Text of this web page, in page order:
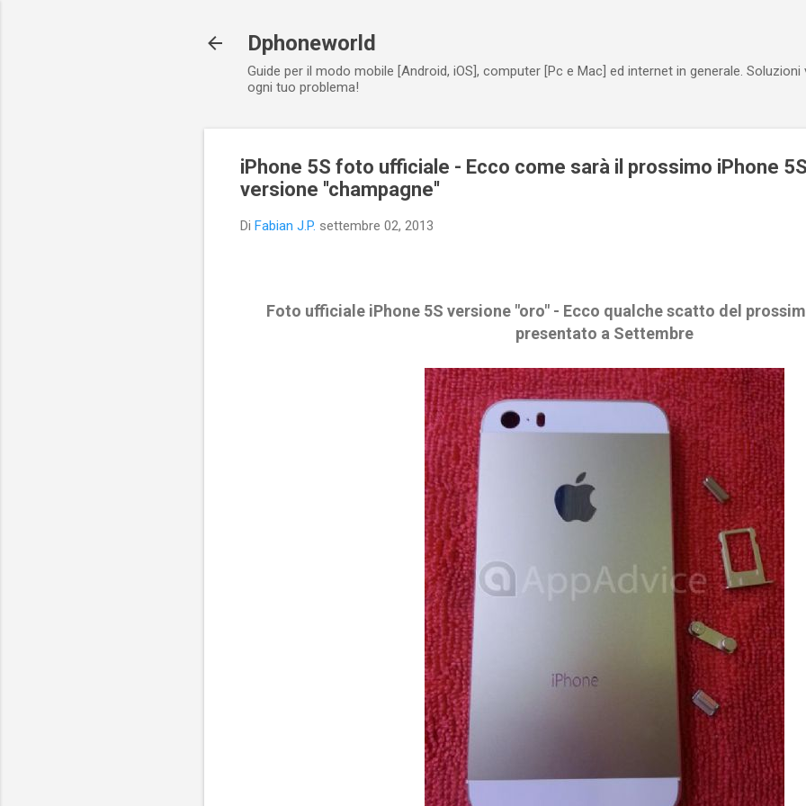
Dphoneworld
Guide per il modo mobile [Android, iOS], computer [Pc e Mac] ed internet in generale.
ogni tuo problema!
iPhone 5S foto ufficiale - Ecco come sarà il prossimo iPhone
versione ''champagne''
Di Fabian J.P. settembre 02, 2013
Foto ufficiale iPhone 5S versione "oro" - Ecco qualche scatto del
presentato a Settembre